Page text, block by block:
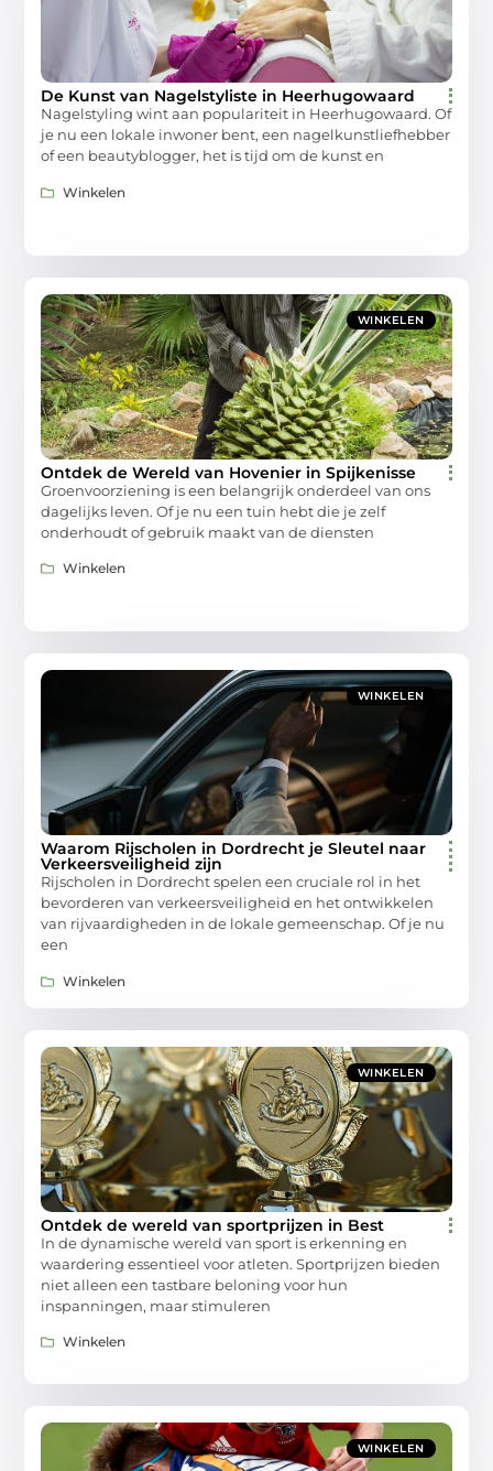
De Kunst van Nagelstyliste in Heerhugowaard
Nagelstyling wint aan populariteit in Heerhugowaard. Of
je nu een lokale inwoner bent, een nagelkunstliefhebber
of een beautyblogger, het is tijd om de kunst en
Winkelen
WINKELEN
Ontdek de Wereld van Hovenier in Spijkenisse
Groenvoorziening is een belangrijk onderdeel van ons
dagelijks leven. Of je nu een tuin hebt die je zelf
onderhoudt of gebruik maakt van de diensten
Winkelen
WINKELEN
Waarom Rijscholen in Dordrecht je Sleutel naar
Verkeersveiligheid zijn
Rijscholen in Dordrecht spelen een cruciale rol in het
bevorderen van verkeersveiligheid en het ontwikkelen
van rijvaardigheden in de lokale gemeenschap. Of je nu
een
Winkelen
WINKELEN
Ontdek de wereld van sportprijzen in Best
In de dynamische wereld van sport is erkenning en
waardering essentieel voor atleten. Sportprijzen bieden
niet alleen een tastbare beloning voor hun
inspanningen, maar stimuleren
Winkelen
WINKELEN